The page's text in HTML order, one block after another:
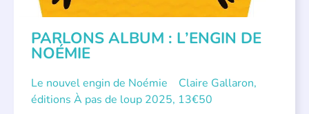
PARLONS ALBUM : L’ENGIN DE
NOÉMIE
Le nouvel engin de Noémie Claire Gallaron,
éditions À pas de loup 2025, 13€50